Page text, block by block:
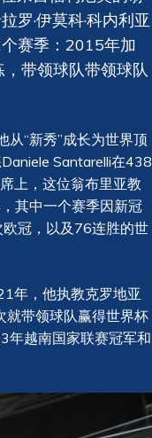
·伊莫科·科内利亚
赛季：2015年加
带领球队带领球队
“新秀”成长为世界顶
Santarelli在438
上，这位翁布里亚教
其中一个赛季因新冠
冠，以及76连胜的世
年，他执教克罗地亚
就带领球队赢得世界杯
年越南国家联赛冠军和